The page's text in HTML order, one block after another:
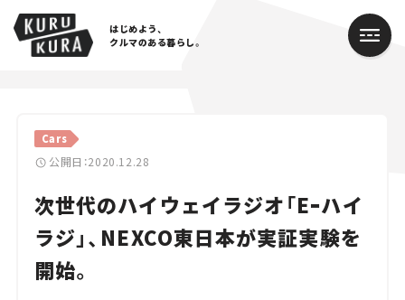
はじめよう、
クルマのある暮らし。
Cars
公開日：2020.12.28
次世代のハイウェイラジオ「Eｰハイ
ラジ」、NEXCO東日本が実証実験を
開始。
Cars
Lifestyle
Traffic
Special